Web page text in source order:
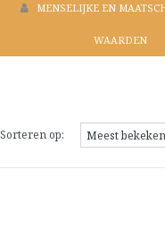
MENSELIJKE EN
WAARDEN
Sorteren op: